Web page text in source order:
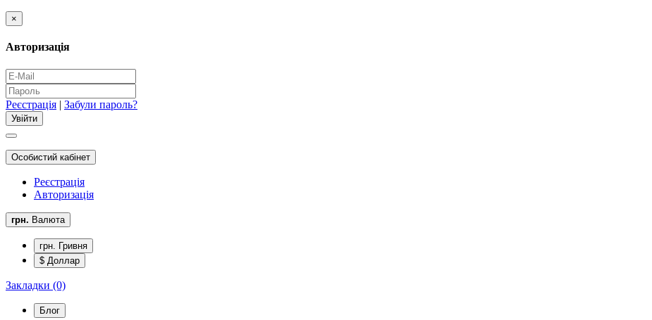
×
Авторизація
Реєстрація | Забули пароль?
Особистий кабінет
Реєстрація
Авторизація
грн. Валюта
грн. Гривня
$ Доллар
Закладки (0)
Блог